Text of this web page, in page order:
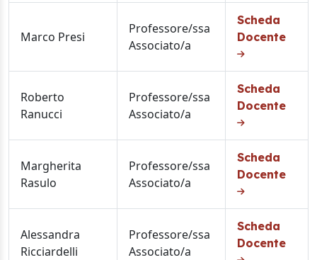
Marco Presi
Professore/ssa
Associato/a
Scheda
Docente
Roberto
Ranucci
Professore/ssa
Associato/a
Scheda
Docente
Margherita
Rasulo
Professore/ssa
Associato/a
Scheda
Docente
Alessandra
Ricciardelli
Professore/ssa
Associato/a
Scheda
Docente